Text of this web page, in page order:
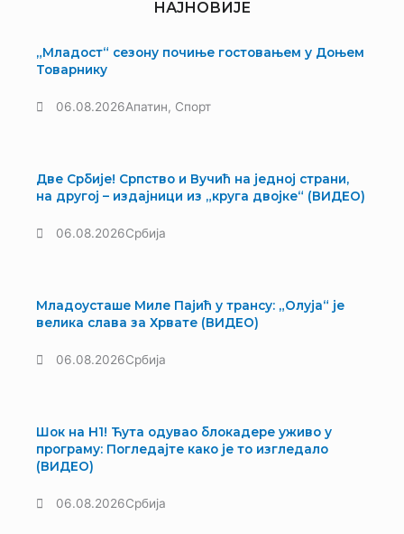
НАЈНОВИЈЕ
„Младост“ сезону почиње гостовањем у Доњем
Товарнику
06.08.2026Апатин, Спорт
Две Србије! Српство и Вучић на једној страни,
на другој – издајници из „круга двојке“ (ВИДЕО)
06.08.2026Србија
Младоусташе Миле Пајић у трансу: „Олуја“ је
велика слава за Хрвате (ВИДЕО)
06.08.2026Србија
Шок на Н1! Ћута одувао блокадере уживо у
програму: Погледајте како је то изгледало
(ВИДЕО)
06.08.2026Србија